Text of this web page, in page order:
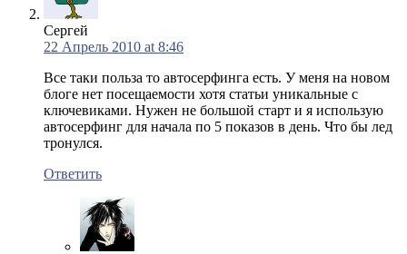
Сергей
22 Апрель 2010 at 8:46
Все таки польза то автосерфинга есть. У меня на новом
блоге нет посещаемости хотя статьи уникальные с
ключевиками. Нужен не большой старт и я использую
автосерфинг для начала по 5 показов в день. Что бы лед
тронулся.
Ответить